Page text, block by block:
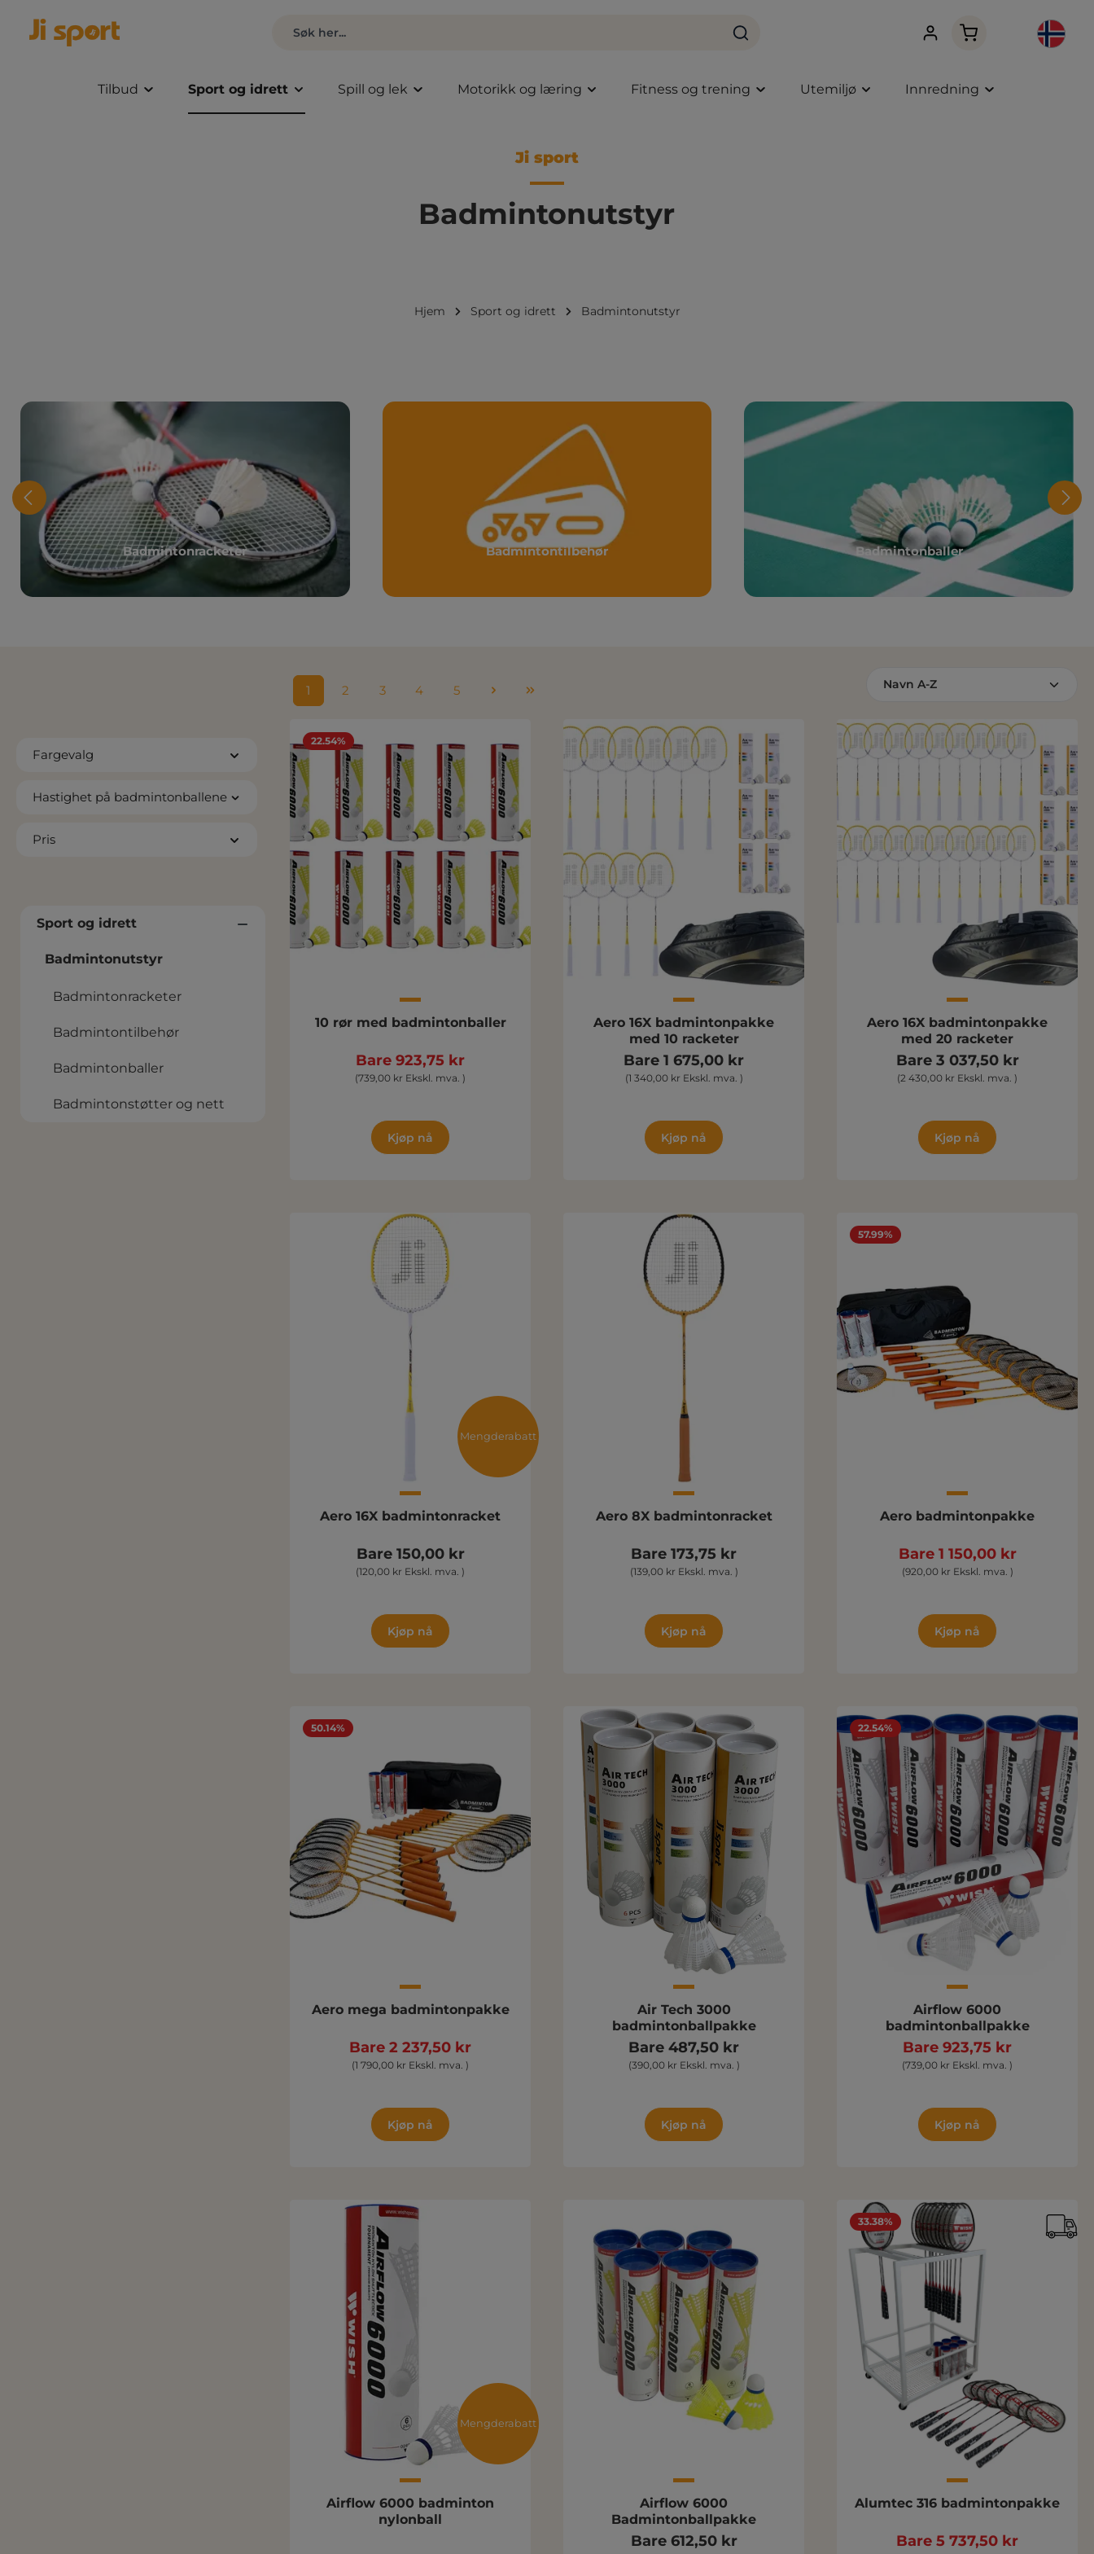
Handlekurven
Tilbud Sport og idrett Spill og lek Motorikk og læring Fitness og trening Utemiljø Innredning
Ji sport
Badmintonutstyr
Hjem Sport og idrett Badmintonutstyr
Badmintonracketer Badmintontilbehør Badmintonballer
Fargevalg
Hastighet på badmintonballene
Pris
Sport og idrett
Badmintonutstyr
Badmintonracketer
Badmintontilbehør
Badmintonballer
Badmintonstøtter og nett
Side
1 Side
2 Side
3 Side
4 Side
5
22.54%
10 rør med badmintonballer
Bare 923,75 kr
(739,00 kr Ekskl. mva. )
Kjøp nå
Aero 16X badmintonpakke
med 10 racketer
Bare 1 675,00 kr
(1 340,00 kr Ekskl. mva. )
Kjøp nå
Aero 16X badmintonpakke
med 20 racketer
Bare 3 037,50 kr
(2 430,00 kr Ekskl. mva. )
Kjøp nå
Mengderabatt
Aero 16X badmintonracket
Bare 150,00 kr
(120,00 kr Ekskl. mva. )
Kjøp nå
Aero 8X badmintonracket
Bare 173,75 kr
(139,00 kr Ekskl. mva. )
Kjøp nå
57.99%
Aero badmintonpakke
Bare 1 150,00 kr
(920,00 kr Ekskl. mva. )
Kjøp nå
50.14%
Aero mega badmintonpakke
Bare 2 237,50 kr
(1 790,00 kr Ekskl. mva. )
Kjøp nå
Air Tech 3000
badmintonballpakke
Bare 487,50 kr
(390,00 kr Ekskl. mva. )
Kjøp nå
22.54%
Airflow 6000
badmintonballpakke
Bare 923,75 kr
(739,00 kr Ekskl. mva. )
Kjøp nå
Mengderabatt
Airflow 6000 badminton
nylonball
Airflow 6000
Badmintonballpakke
Bare 612,50 kr
33.38%
Alumtec 316 badmintonpakke
Bare 5 737,50 kr